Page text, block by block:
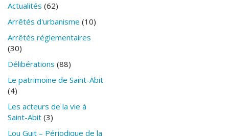
Actualités (62)
Arrêtés d'urbanisme (10)
Arrêtés réglementaires
(30)
Délibérations (88)
Le patrimoine de Saint-Abit
(4)
Les acteurs de la vie à
Saint-Abit (3)
Lou Guit – Périodique de la